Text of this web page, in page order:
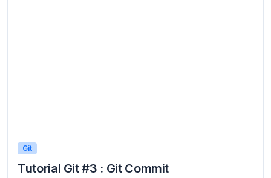
Git
Tutorial Git #3 : Git Commit